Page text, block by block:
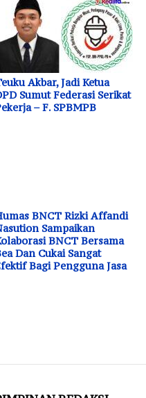
Akbar, Jadi Ketua
Sumut Federasi Serikat
– F. SPBMPB
BNCT Rizki Affandi
Sampaikan
BNCT Bersama
Dan Cukai Sangat
Bagi Pengguna Jasa